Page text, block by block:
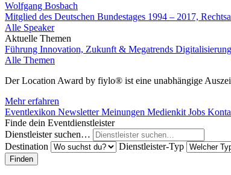
Wolfgang Bosbach
Mitglied des Deutschen Bundestages 1994 – 2017,
Alle Speaker
Aktuelle Themen
Führung Innovation, Zukunft & Megatrends
Alle Themen
Der Location Award by fiylo® ist eine unabhängige
Mehr erfahren
Eventlexikon NewsletterMeinungen Medienkit Jobs
Finde dein Eventdienstleister
Dienstleister suchen…
Destination
Dienstleister-Typ
Finden